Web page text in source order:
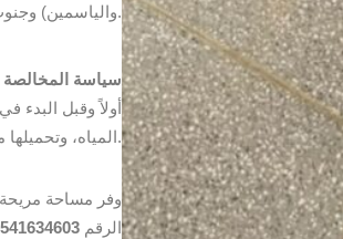
والياسمين) وجنوب الرياض.
سياسة المخالصة
أولاً وقبل
المياه، وتحميلها مجاناً بالكامل دون تحميلك أي مصاريف نقل أو رسوم إضافية.
وفر مساحة مريحة
الرقم